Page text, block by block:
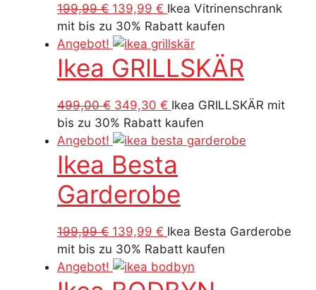
199,99€ Ursprünglicher
Preis
war:
199,99 €
139,99 € Aktueller
Preis
ist:
139,99 €.
Ikea Vitrinenschrank
mit bis zu 30% Rabatt kaufen
Angebot!
Ikea GRILLSKÄR
499,00€ Ursprünglicher
Preis
war:
499,00 €
349,30 € Aktueller
Preis
ist:
349,30 €.
Ikea GRILLSKÄR mit
bis zu 30% Rabatt kaufen
Angebot!
Ikea Besta
Garderobe
199,99€ Ursprünglicher
Preis
war:
199,99 €
139,99 € Aktueller
Preis
ist:
139,99 €.
Ikea Besta Garderobe
mit bis zu 30% Rabatt kaufen
Angebot!